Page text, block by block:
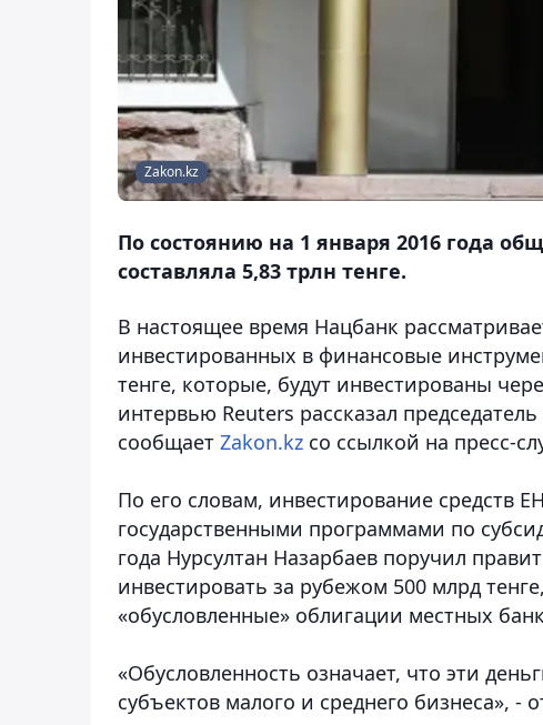
Zakon.kz
По состоянию на 1 января 2016 года
составляла 5,83 трлн тенге.
В настоящее время Нацбанк
инвестированных в финансовые
тенге, которые, будут инвестированы
интервью Reuters рассказал
сообщает Zakon.kz со ссылкой на пресс-
По его словам, инвестирование средств
государственными программами по
года Нурсултан Назарбаев поручил
инвестировать за рубежом 500 млрд
«обусловленные» облигации местных
«Обусловленность означает, что эти
субъектов малого и среднего бизнеса»,